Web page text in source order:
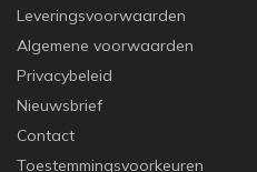
Leveringsvoorwaarden
Algemene voorwaarden
Privacybeleid
Nieuwsbrief
Contact
Toestemmingsvoorkeuren